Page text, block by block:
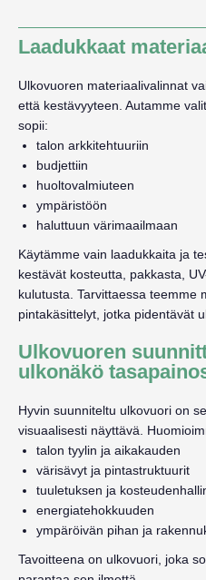
Laadukkaat
Ulkovuoren materiaalivalinnat
että kestävyyteen. Autamme
sopii:
talon arkkitehtuuriin
budjettiin
huoltovalmiuteen
ympäristöön
haluttuun värimaailmaan
Käytämme vain laadukkaita ja
kestävät kosteutta, pakkasta,
kulutusta. Tarvittaessa teemme
pintakäsittelyt, jotka pidentävät
Ulkovuoren
ulkonäkö
Hyvin suunniteltu ulkovuori on
visuaalisesti näyttävä.
talon tyylin ja aikakauden
värisävyt ja pintastruktuurit
tuuletuksen ja
energiatehokkuuden
ympäröivän pihan ja
Tavoitteena on ulkovuori, joka